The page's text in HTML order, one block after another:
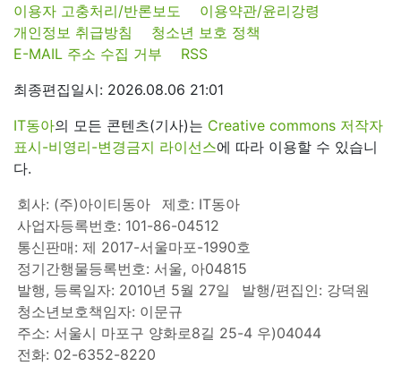
이용자 고충처리/반론보도
이용약관/윤리강령
개인정보 취급방침
청소년 보호 정책
E-MAIL 주소 수집 거부
RSS
최종편집일시: 2026.08.06 21:01
IT동아의 모든 콘텐츠(기사)는 Creative commons 저작자
표시-비영리-변경금지 라이선스에 따라 이용할 수 있습니
다.
회사: (주)아이티동아
제호: IT동아
사업자등록번호: 101-86-04512
통신판매: 제 2017-서울마포-1990호
정기간행물등록번호: 서울, 아04815
발행, 등록일자: 2010년 5월 27일
발행/편집인: 강덕원
청소년보호책임자: 이문규
주소: 서울시 마포구 양화로8길 25-4 우)04044
전화: 02-6352-8220